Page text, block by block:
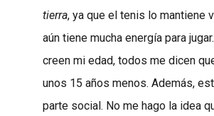
tierra, ya que el tenis lo mantiene
aún tiene mucha energía para
creen mi edad, todos me dicen
unos 15 años menos. Además,
parte social. No me hago la idea